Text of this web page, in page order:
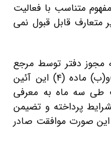
متناسب با فعالیت
متعارف قابل قبول نمی
مجوز دفتر توسط مرجع
مربوطه و احراز شرایط بندهای (الف)و(ب) ماده (۴) این آئین
طی سه ماه به معرفی
پرداخته و تضیمن
این صورت موافقت صادر